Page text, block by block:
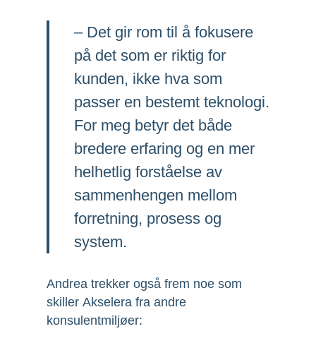
– Det gir rom til å fokusere
på det som er riktig for
kunden, ikke hva som
passer en bestemt teknologi.
For meg betyr det både
bredere erfaring og en mer
helhetlig forståelse av
sammenhengen mellom
forretning, prosess og
system.
Andrea trekker også frem noe som
skiller Akselera fra andre
konsulentmiljøer: